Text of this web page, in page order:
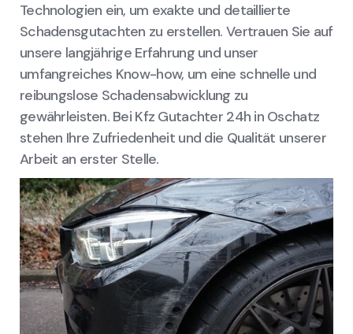
Technologien ein, um exakte und detaillierte
Schadensgutachten zu erstellen. Vertrauen Sie auf
unsere langjährige Erfahrung und unser
umfangreiches Know-how, um eine schnelle und
reibungslose Schadensabwicklung zu
gewährleisten. Bei Kfz Gutachter 24h in Oschatz
stehen Ihre Zufriedenheit und die Qualität unserer
Arbeit an erster Stelle.